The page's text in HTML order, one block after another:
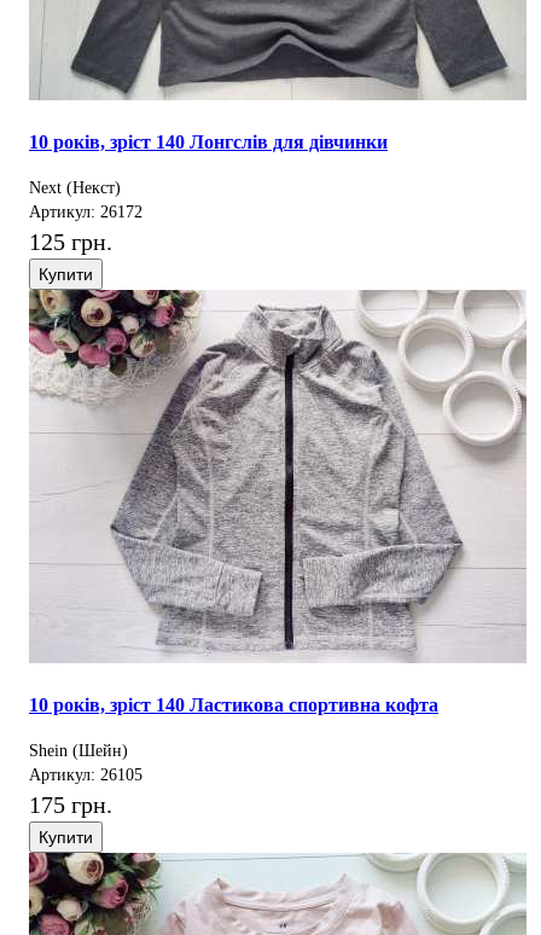
10 років, зріст 140 Лонгслів для дівчинки
Next (Некст)
Артикул: 26172
125 грн.
Купити
10 років, зріст 140 Ластикова спортивна кофта
Shein (Шейн)
Артикул: 26105
175 грн.
Купити